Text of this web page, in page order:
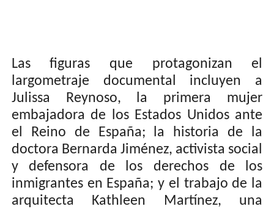
Las figuras que protagonizan el
largometraje documental incluyen a
Julissa Reynoso, la primera mujer
embajadora de los Estados Unidos ante
el Reino de España; la historia de la
doctora Bernarda Jiménez, activista social
y defensora de los derechos de los
inmigrantes en España; y el trabajo de la
arquitecta Kathleen Martínez, una